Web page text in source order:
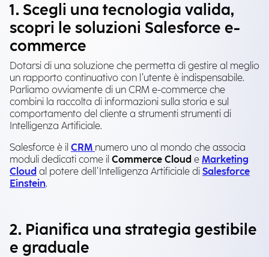
1. Scegli una tecnologia valida,
scopri le soluzioni Salesforce e-
commerce
Dotarsi di una soluzione che permetta di gestire al meglio
un rapporto continuativo con l’utente è indispensabile.
Parliamo ovviamente di un CRM e-commerce che
combini la raccolta di informazioni sulla storia e sul
comportamento del cliente a strumenti strumenti di
Intelligenza Artificiale.
Salesforce è il CRM numero uno al mondo che associa
moduli dedicati come il Commerce Cloud e Marketing
Cloud al potere dell’Intelligenza Artificiale di Salesforce
Einstein.
2. Pianifica una strategia gestibile
e graduale